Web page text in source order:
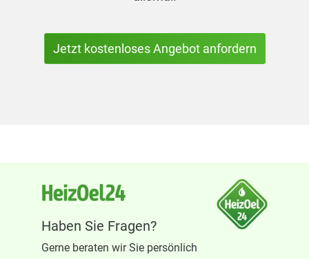
Jetzt kostenloses Angebot anfordern
Haben Sie Fragen?
Gerne beraten wir Sie persönlich